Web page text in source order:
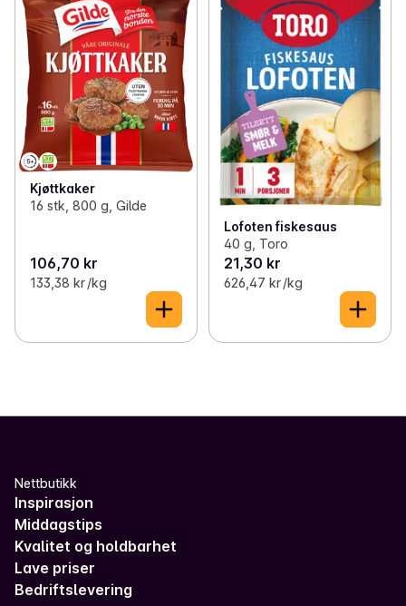
Kjøttkaker
16 stk, 800 g, Gilde
106,70 kr
133,38 kr /kg
Lofoten fiskesaus
40 g, Toro
21,30 kr
626,47 kr /kg
Nettbutikk
Inspirasjon
Middagstips
Kvalitet og holdbarhet
Lave priser
Bedriftslevering